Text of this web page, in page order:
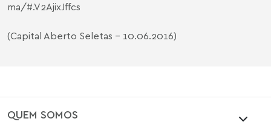
ma/#.V2AjixJffcs
(Capital Aberto Seletas - 10.06.2016)
QUEM SOMOS